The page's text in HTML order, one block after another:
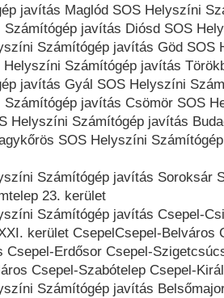
javítás Maglód SOS Helyszíni
Számítógép javítás Diósd SOS
Számítógép javítás Göd SOS
Helyszíni Számítógép javítás
javítás Gyál SOS Helyszíni
Számítógép javítás Csömör SOS
Helyszíni Számítógép javítás
SOS Helyszíni
Számítógép javítás Soroksár
23. kerület
Számítógép javítás Csepel-
kerület CsepelCsepel-Belváros
Csepel-Erdősor Csepel-
Csepel-Szabótelep Csepel-
Számítógép javítás